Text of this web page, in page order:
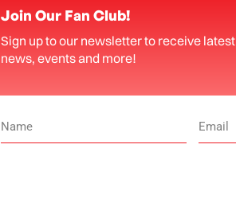
Join Our Fan Club!
Sign up to our newsletter to receive latest
news, events and more!